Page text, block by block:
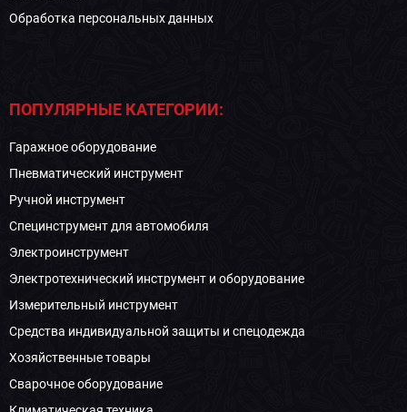
Обработка персональных данных
ПОПУЛЯРНЫЕ КАТЕГОРИИ:
Гаражное оборудование
Пневматический инструмент
Ручной инструмент
Специнструмент для автомобиля
Электроинструмент
Электротехнический инструмент и оборудование
Измерительный инструмент
Средства индивидуальной защиты и спецодежда
Хозяйственные товары
Сварочное оборудование